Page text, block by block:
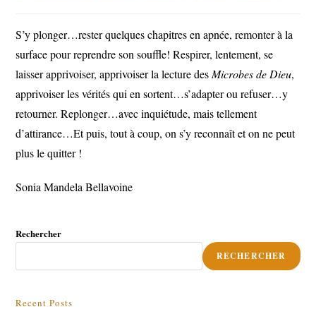
S’y plonger…rester quelques chapitres en apnée, remonter à la
surface pour reprendre son souffle! Respirer, lentement, se
laisser apprivoiser, apprivoiser la lecture desMicrobes de Dieu,
apprivoiser les vérités qui en sortent…s’adapter ou refuser…y
retourner. Replonger…avec inquiétude, mais tellement
d’attirance…Et puis, tout à coup, on s’y reconnaît et on ne peut
plus le quitter !
Sonia Mandela Bellavoine
Rechercher
RECHERCHER
Recent Posts